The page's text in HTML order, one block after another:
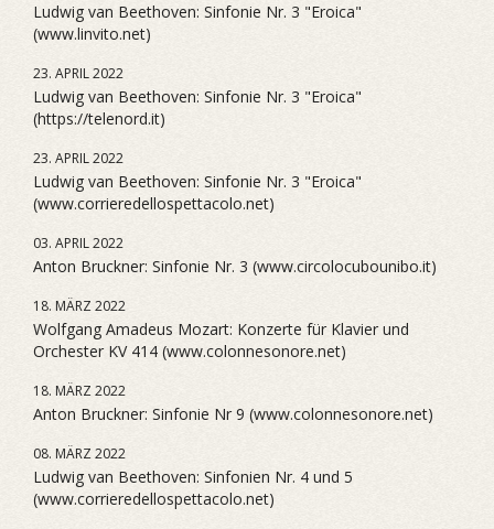
Ludwig van Beethoven: Sinfonie Nr. 3 "Eroica"
(www.linvito.net)
23. APRIL 2022
Ludwig van Beethoven: Sinfonie Nr. 3 "Eroica"
(https://telenord.it)
23. APRIL 2022
Ludwig van Beethoven: Sinfonie Nr. 3 "Eroica"
(www.corrieredellospettacolo.net)
03. APRIL 2022
Anton Bruckner: Sinfonie Nr. 3 (www.circolocubounibo.it)
18. MÄRZ 2022
Wolfgang Amadeus Mozart: Konzerte für Klavier und
Orchester KV 414 (www.colonnesonore.net)
18. MÄRZ 2022
Anton Bruckner: Sinfonie Nr 9 (www.colonnesonore.net)
08. MÄRZ 2022
Ludwig van Beethoven: Sinfonien Nr. 4 und 5
(www.corrieredellospettacolo.net)